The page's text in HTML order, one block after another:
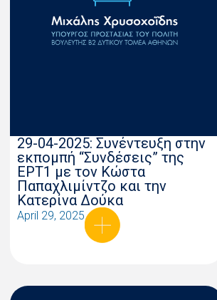
29-04-2025: Συνέντευξη στην
εκπομπή “Συνδέσεις” της
ΕΡΤ1 με τον Κώστα
Παπαχλιμίντζο και την
Κατερίνα Δούκα
April 29, 2025